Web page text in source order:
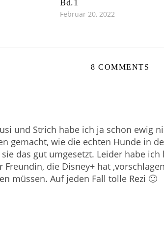
Bd.1
Februar 20, 2022
8 COMMENTS
und Strich habe ich ja schon ewig
gemacht, wie die echten Hunde in
das gut umgesetzt. Leider habe
Freundin, die Disney+ hat
müssen. Auf jeden Fall tolle Rezi 🙂